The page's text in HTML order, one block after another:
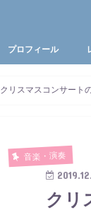
プロフィール
クリスマスコンサート
音楽・演奏
クリ